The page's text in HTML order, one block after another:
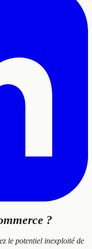
?
le potentiel inexploité de